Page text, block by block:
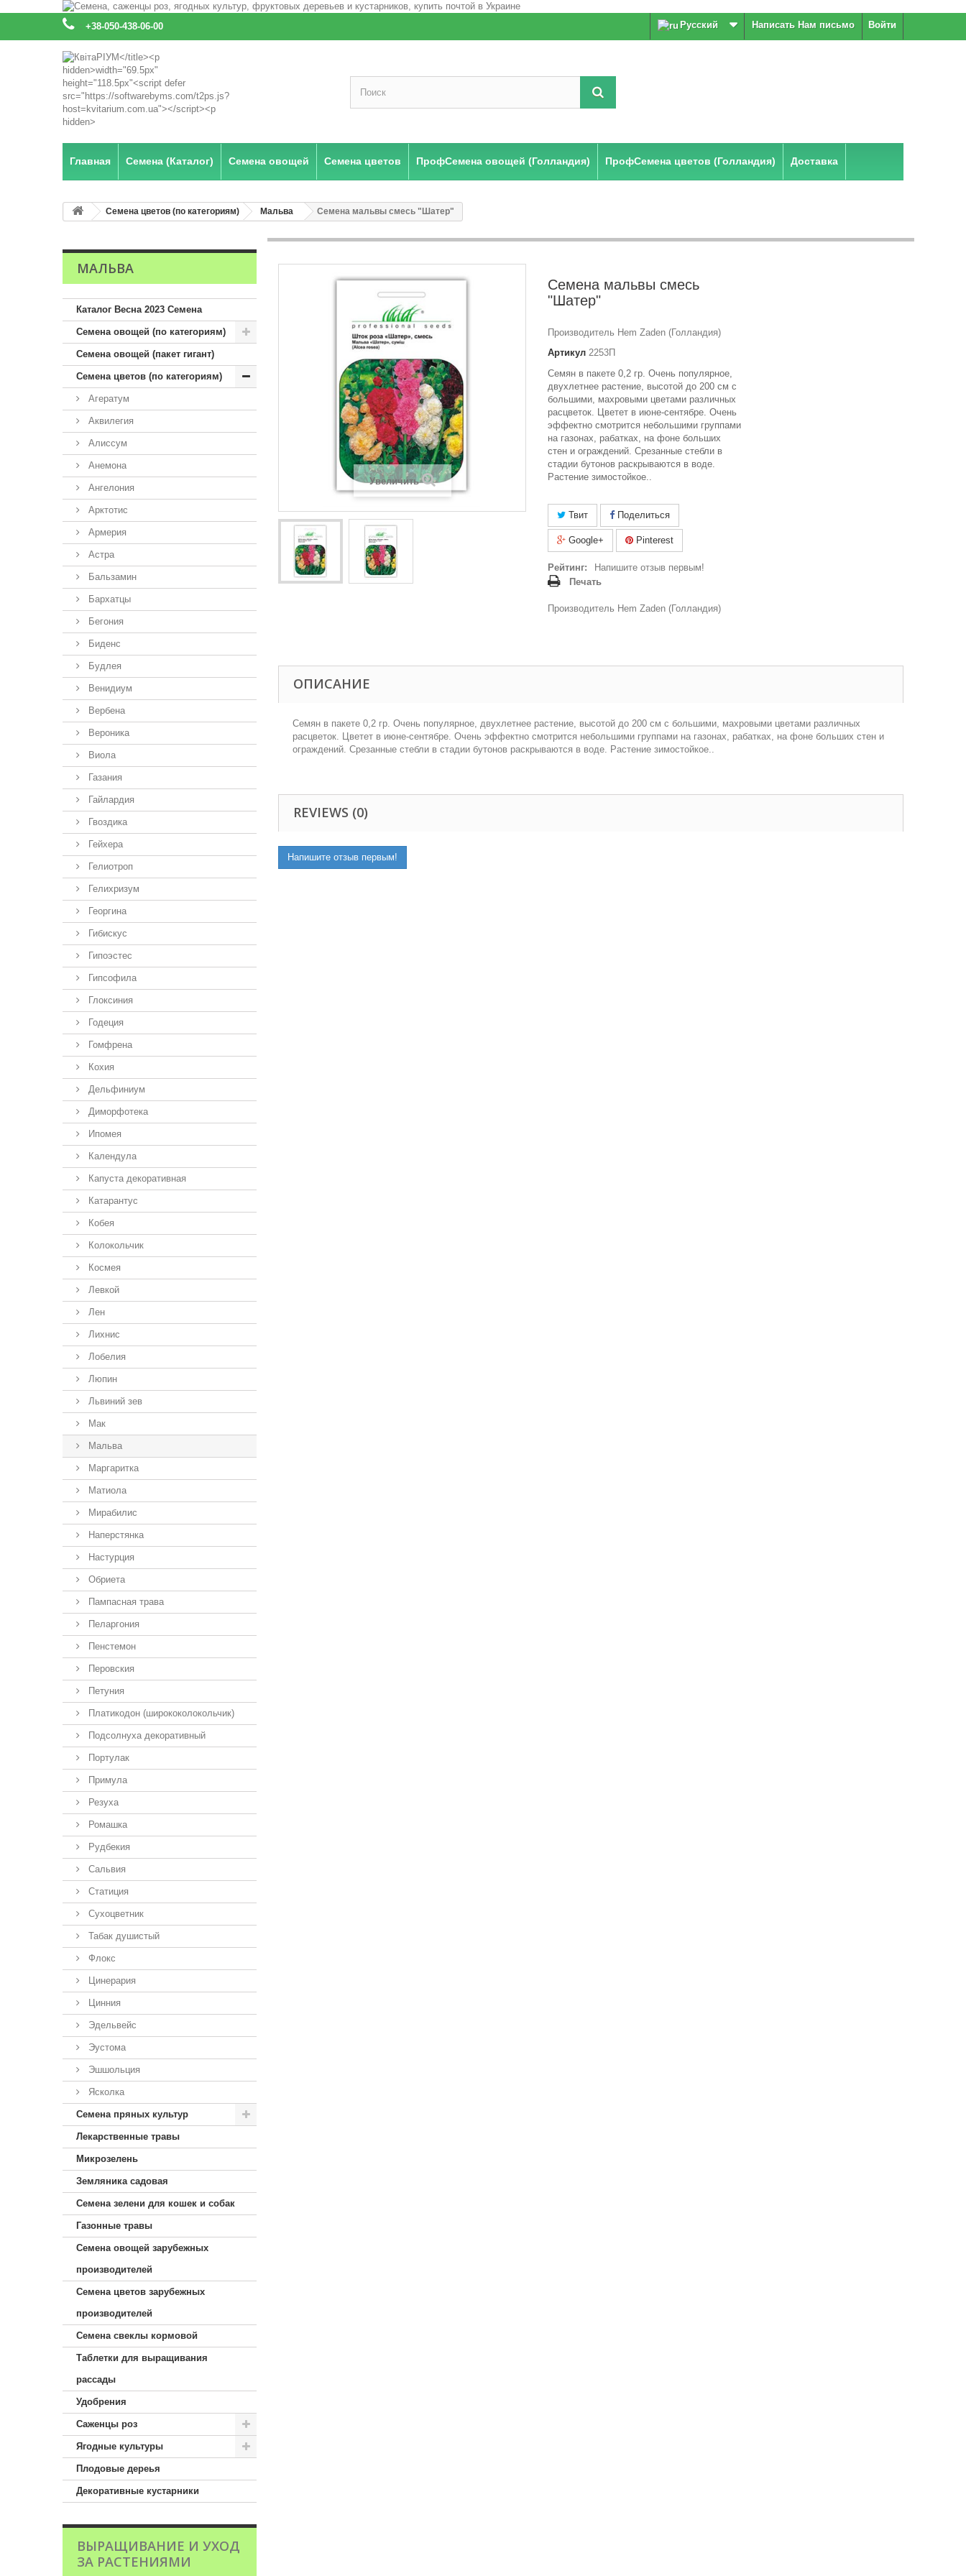
Войти
Написать Нам письмо
: +38-050-438-06-00 Русский
Главная Семена (Каталог) Семена овощей Семена цветов ПрофСемена овощей (Голландия) ПрофСемена цветов (Голландия) Доставка
Семена цветов (по категориям) Мальва Семена мальвы смесь "Шатер"
МАЛЬВА
Каталог Весна 2023 Семена
Семена овощей (по категориям)
Семена овощей (пакет гигант)
Семена цветов (по категориям)
Агератум
Аквилегия
Алиссум
Анемона
Ангелония
Арктотис
Армерия
Астра
Бальзамин
Бархатцы
Бегония
Биденс
Будлея
Венидиум
Вербена
Вероника
Виола
Газания
Гайлардия
Гвоздика
Гейхера
Гелиотроп
Гелихризум
Георгина
Гибискус
Гипоэстес
Гипсофила
Глоксиния
Годеция
Гомфрена
Кохия
Дельфиниум
Диморфотека
Ипомея
Календула
Капуста декоративная
Катарантус
Кобея
Колокольчик
Космея
Левкой
Лен
Лихнис
Лобелия
Люпин
Львиний зев
Мак
Мальва
Маргаритка
Матиола
Мирабилис
Наперстянка
Настурция
Обриета
Пампасная трава
Пеларгония
Пенстемон
Перовския
Петуния
Платикодон (ширококолокольчик)
Подсолнуха декоративный
Портулак
Примула
Резуха
Ромашка
Рудбекия
Сальвия
Статиция
Сухоцветник
Табак душистый
Флокс
Цинерария
Цинния
Эдельвейс
Эустома
Эшшольция
Ясколка
Семена пряных культур
Лекарственные травы
Микрозелень
Земляника садовая
Семена зелени для кошек и собак
Газонные травы
Семена овощей зарубежных
производителей
Семена цветов зарубежных
производителей
Семена свеклы кормовой
Таблетки для выращивания
рассады
Удобрения
Саженцы роз
Ягодные культуры
Плодовые дереья
Декоративные кустарники
ВЫРАЩИВАНИЕ И УХОД
ЗА РАСТЕНИЯМИ
Увеличить
Семена мальвы смесь
"Шатер"
Производитель Hem Zaden (Голландия)
Артикул 2253П
Семян в пакете 0,2 гр. Очень популярное,
двухлетнее растение, высотой до 200 см с
большими, махровыми цветами различных
расцветок. Цветет в июне-сентябре. Очень
эффектно смотрится небольшими группами
на газонах, рабатках, на фоне больших
стен и ограждений. Срезанные стебли в
стадии бутонов раскрываются в воде.
Растение зимостойкое..
Твит Поделиться
Google+ Pinterest
Рейтинг:
Напишите отзыв первым!
Печать
Производитель Hem Zaden (Голландия)
ОПИСАНИЕ
Семян в пакете 0,2 гр. Очень популярное, двухлетнее растение, высотой до 200 см с большими, махровыми цветами различных
расцветок. Цветет в июне-сентябре. Очень эффектно смотрится небольшими группами на газонах, рабатках, на фоне больших стен и
ограждений. Срезанные стебли в стадии бутонов раскрываются в воде. Растение зимостойкое..
REVIEWS (0)
Напишите отзыв первым!